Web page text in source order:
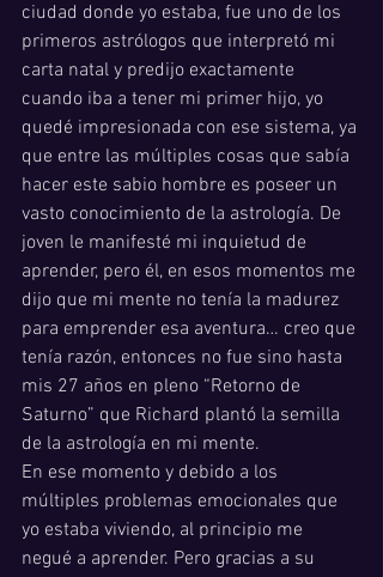
ciudad donde yo estaba, fue uno de los
primeros astrólogos que interpretó mi
carta natal y predijo exactamente
cuando iba a tener mi primer hijo, yo
quedé impresionada con ese sistema, ya
que entre las múltiples cosas que sabía
hacer este sabio hombre es poseer un
vasto conocimiento de la astrología. De
joven le manifesté mi inquietud de
aprender, pero él, en esos momentos me
dijo que mi mente no tenía la madurez
para emprender esa aventura… creo que
tenía razón, entonces no fue sino hasta
mis 27 años en pleno “Retorno de
Saturno” que Richard plantó la semilla
de la astrología en mi mente.
En ese momento y debido a los
múltiples problemas emocionales que
yo estaba viviendo, al principio me
negué a aprender. Pero gracias a su